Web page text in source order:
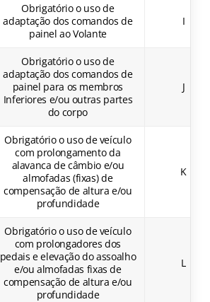
Obrigatório o uso de
adaptação dos comandos de
painel ao Volante
I
Obrigatório o uso de
adaptação dos comandos de
painel para os membros
Inferiores e/ou outras partes
do corpo
J
Obrigatório o uso de veículo
com prolongamento da
alavanca de câmbio e/ou
almofadas (fixas) de
compensação de altura e/ou
profundidade
K
Obrigatório o uso de veículo
com prolongadores dos
pedais e elevação do assoalho
e/ou almofadas fixas de
compensação de altura e/ou
profundidade
L